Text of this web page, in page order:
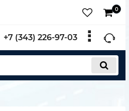
0
+7 (343) 226-97-03